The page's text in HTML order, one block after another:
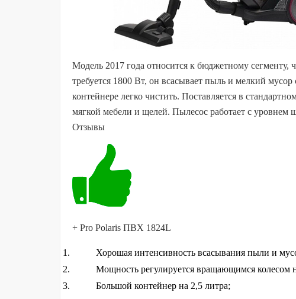
Модель 2017 года относится к бюджетному сегменту,
требуется 1800 Вт, он всасывает пыль и мелкий
контейнере легко чистить. Поставляется в
мягкой мебели и щелей. Пылесос работает с уровнем
Отзывы
+ Pro Polaris ПВХ 1824L
Хорошая интенсивность всасывания пыли и
Мощность регулируется вращающимся колесом
Большой контейнер на 2,5 литра;